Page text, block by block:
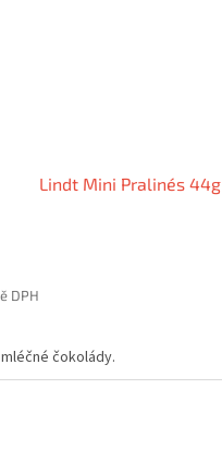
Lindt Mini Pralinés 44g
DPH
čokolády.